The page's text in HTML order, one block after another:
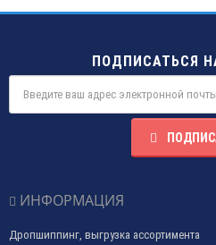
ПОДПИСАТЬСЯ
ИНФОРМАЦИЯ
Дропшиппинг, выгрузка ассортимента